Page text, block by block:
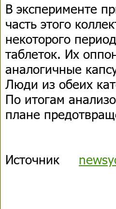
В эксперименте
часть этого
некоторого
таблеток. Их
аналогичные
Люди из обеих
По итогам
плане
Источник